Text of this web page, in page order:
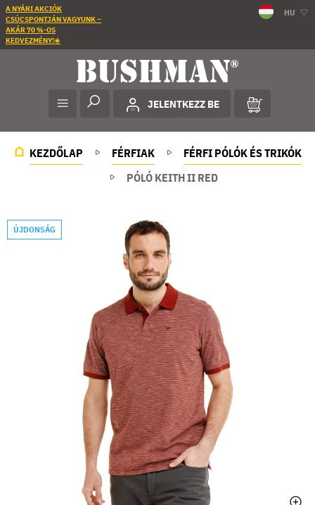
A NYÁRI AKCIÓK
CSÚCSPONTJÁN VAGYUNK –
AKÁR 70 %-OS
KEDVEZMÉNY!☀️
HU
JELENTKEZZ BE
KEZDŐLAP FÉRFIAK
FÉRFI PÓLÓK ÉS TRIKÓK
PÓLÓ KEITH II RED
ÚJDONSÁG